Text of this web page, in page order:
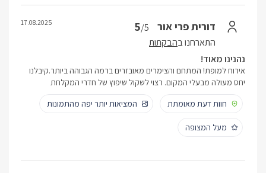
דורית פרי אור 5/5
התארחנו בהבקתות
17.08.2025
נהנינו מאוד!
אירוח למופת! המתחם והצימרים מאובזרים ברמה הגבוהה ביותר.קיבלנו
יחס מעולה מבעלי המקום. רצוי לשקול שיפוץ של חדרי המקלחת
חוות דעת מאומתת
המציאות יותר יפה מהתמונות
מעל המצופה